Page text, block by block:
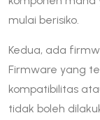
mulai berisiko.
Kedua, ada
Firmware yang
kompatibilitas
tidak boleh